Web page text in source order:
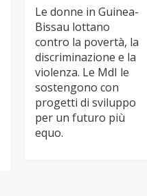
Le donne in Guinea-
Bissau lottano
contro la povertà, la
discriminazione e la
violenza. Le MdI le
sostengono con
progetti di sviluppo
per un futuro più
equo.